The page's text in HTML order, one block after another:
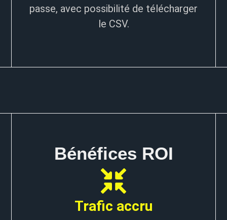
passe, avec possibilité de télécharger
le CSV.
Bénéfices ROI
Trafic accru